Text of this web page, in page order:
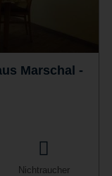
Marschal -
Nichtraucher